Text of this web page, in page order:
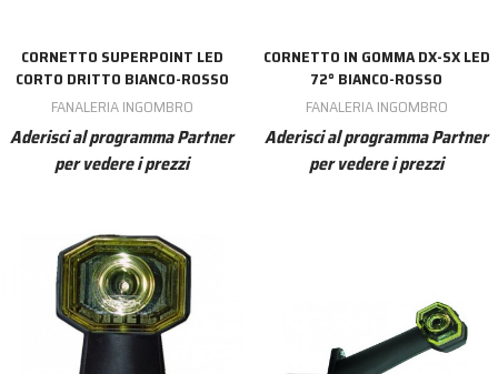
CORNETTO SUPERPOINT LED
CORTO DRITTO BIANCO-ROSSO
FANALERIA INGOMBRO
Aderisci al programma Partner
per vedere i prezzi
CORNETTO IN GOMMA DX-SX LED
72° BIANCO-ROSSO
FANALERIA INGOMBRO
Aderisci al programma Partner
per vedere i prezzi